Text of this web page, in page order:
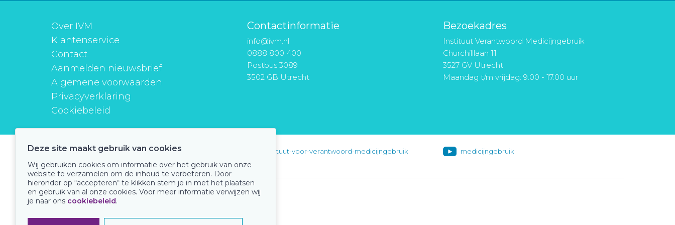
Over IVM
Klantenservice
Contact
Aanmelden nieuwsbrief
Algemene voorwaarden
Privacyverklaring
Cookiebeleid
Contactinformatie
info@ivm.nl
0888 800 400
Postbus 3089
3502 GB Utrecht
Bezoekadres
Instituut Verantwoord Medicijngebruik
Churchilllaan 11
3527 GV Utrecht
Maandag t/m vrijdag: 9.00 - 17.00 uur
instituutverantwoordmedicijngebruik instituut-voor-verantwoord-medicijngebruik medicijngebruik
Onze keurmerken
Deze site maakt gebruik van cookies
Wij gebruiken cookies om informatie over het gebruik van onze
website te verzamelen om de inhoud te verbeteren. Door
hieronder op “accepteren“ te klikken stem je in met het plaatsen
en gebruik van al onze cookies. Voor meer informatie verwijzen wij
je naar ons cookiebeleid.